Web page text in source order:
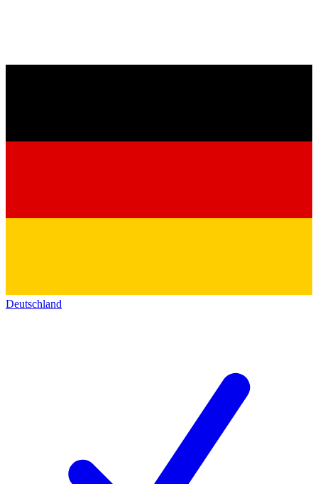
Deutschland